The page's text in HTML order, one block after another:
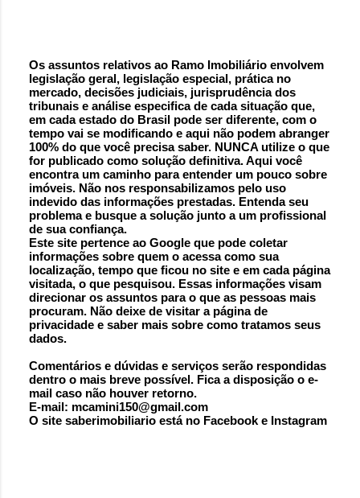
Postar
um
comentário
Os assuntos relativos ao Ramo Imobiliário envolvem
legislação geral, legislação especial, prática no
mercado, decisões judiciais, jurisprudência dos
tribunais e análise especifica de cada situação que,
em cada estado do Brasil pode ser diferente, com o
tempo vai se modificando e aqui não podem abranger
100% do que você precisa saber. NUNCA utilize o que
for publicado como solução definitiva. Aqui você
encontra um caminho para entender um pouco sobre
imóveis. Não nos responsabilizamos pelo uso
indevido das informações prestadas. Entenda seu
problema e busque a solução junto a um profissional
de sua confiança.
Este site pertence ao Google que pode coletar
informações sobre quem o acessa como sua
localização, tempo que ficou no site e em cada página
visitada, o que pesquisou. Essas informações visam
direcionar os assuntos para o que as pessoas mais
procuram. Não deixe de visitar a página de
privacidade e saber mais sobre como tratamos seus
dados.
Comentários e dúvidas e serviços serão respondidas
dentro o mais breve possível. Fica a disposição o e-
mail caso não houver retorno.
E-mail: mcamini150@gmail.com
O site saberimobiliario está no Facebook e Instagram